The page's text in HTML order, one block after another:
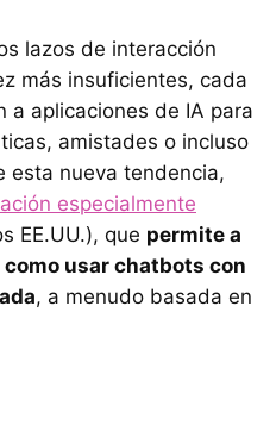
lazos de interacción
más insuficientes, cada
a aplicaciones de IA para
amistades o incluso
esta nueva tendencia,
especialmente
EE.UU.), que permite a
usar chatbots con
, a menudo basada en